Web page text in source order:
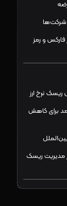
شرکت‌ها
فارکس و رمز
ریسک نرخ ارز
برای کاهش
مدیریت ریسک